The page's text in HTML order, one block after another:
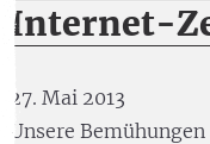
Internet-
27. Mai 2013
Unsere